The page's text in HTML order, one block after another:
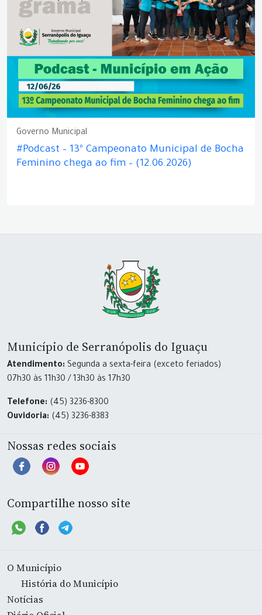
Governo Municipal
#Podcast – 13º Campeonato Municipal de Bocha
Feminino chega ao fim – (12.06.2026)
Município de Serranópolis do Iguaçu
Atendimento: Segunda a sexta-feira (exceto feriados)
07h30 às 11h30 / 13h30 às 17h30
Telefone: (45) 3236-8300
Ouvidoria: (45) 3236-8383
Nossas redes sociais
Compartilhe nosso site
O Município
História do Município
Notícias